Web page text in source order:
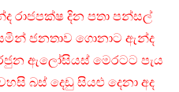
රාජපක්ෂ දින පතා පන්සල්
ජනතාව ගොනාට ඇන්ද
ඇලෝසියස් මෙරටට පැය
බස් දෙඩු සියළු දෙනා අද